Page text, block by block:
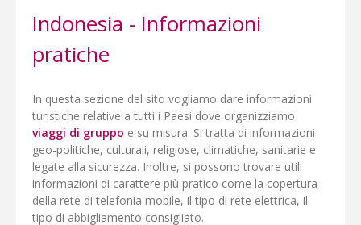
Indonesia - Informazioni
pratiche
In questa sezione del sito vogliamo dare informazioni
turistiche relative a tutti i Paesi dove organizziamo
viaggi di gruppo e su misura. Si tratta di informazioni
geo-politiche, culturali, religiose, climatiche, sanitarie e
legate alla sicurezza. Inoltre, si possono trovare utili
informazioni di carattere più pratico come la copertura
della rete di telefonia mobile, il tipo di rete elettrica, il
tipo di abbigliamento consigliato.